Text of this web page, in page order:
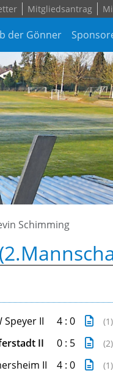
Mitgliedsantrag
der Gönner
Schimming
Speyer II 4 : 0 (1)
II 0 : 5 (2)
II 4 : 0 (1)